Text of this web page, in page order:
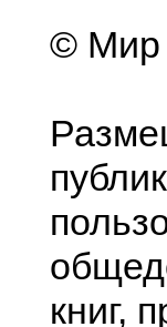
© Мир
книг,